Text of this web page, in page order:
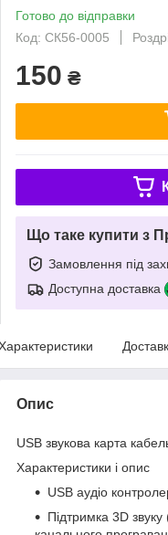
Готово до відправки
Код: СК56-0005
150 ₴
Що таке купити з
Замовлення під
Доступна доставка
Опис
USB звукова карта
Характеристики і опис
USB аудіо
Підтримка 3D звуку